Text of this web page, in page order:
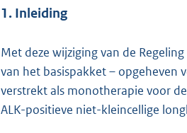
1. Inleiding
Met deze wijziging van de
van het basispakket – opgeheven
verstrekt als monotherapie voor
ALK-positieve niet-kleincellige